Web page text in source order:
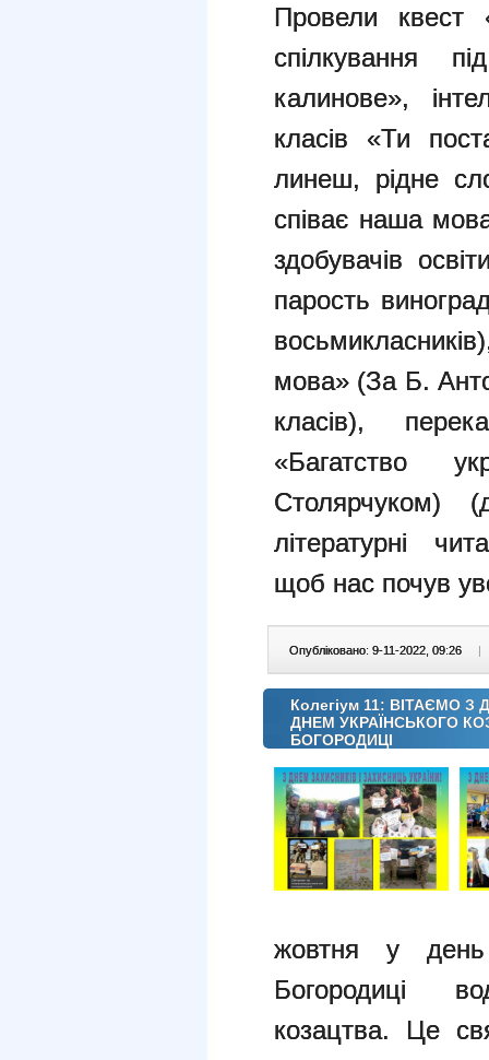
Провели
спілкування
калинове»,
класів «Ти
линеш, рідне
співає наша
здобувачів
парость
мова» (За Б.
класів),
«Багатство
Столярчуком)
літературні
щоб нас почув
Опубліковано: 9-11-2022, 09:26 |
Колегіум 11: ВІТАЄМО
ДНЕМ УКРАЇНСЬКОГО
БОГОРОДИЦІ
жовтня у день
Богородиці
козацтва. Це